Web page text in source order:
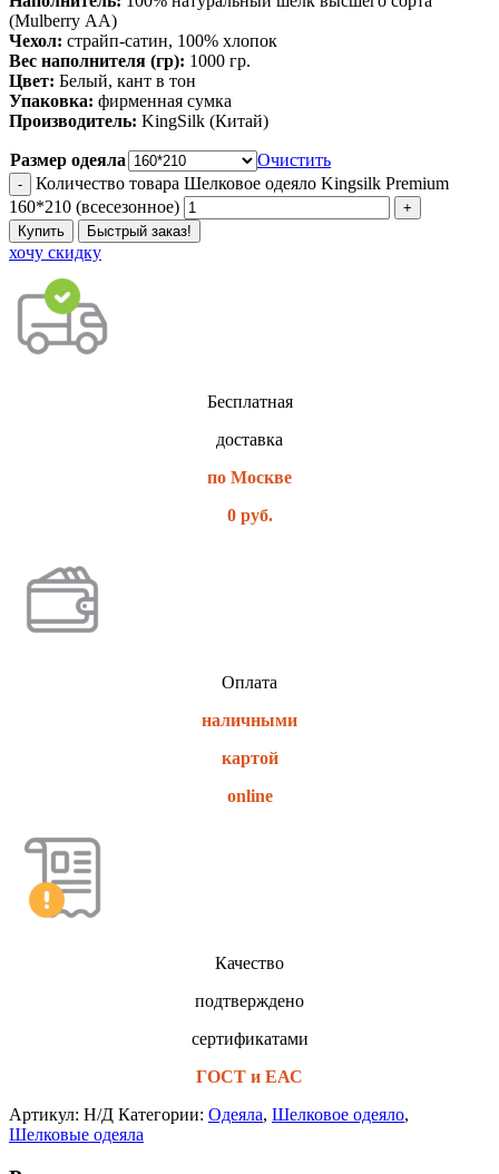
(Mulberry АА)
Чехол: страйп-сатин, 100% хлопок
Вес наполнителя (гр): 1000 гр.
Цвет: Белый, кант в тон
Упаковка: фирменная сумка
Производитель: KingSilk (Китай)
Размер одеяла
Очистить
Количество товара Шелковое одеяло Kingsilk Premium
160*210 (всесезонное)
Купить Быстрый заказ!
хочу скидку
Бесплатная
доставка
по Москве
0 руб.
Оплата
наличными
картой
online
Качество
подтверждено
сертификатами
ГОСТ и ЕАС
Артикул: Н/Д Категории: Одеяла, Шелковое одеяло,
Шелковые одеяла